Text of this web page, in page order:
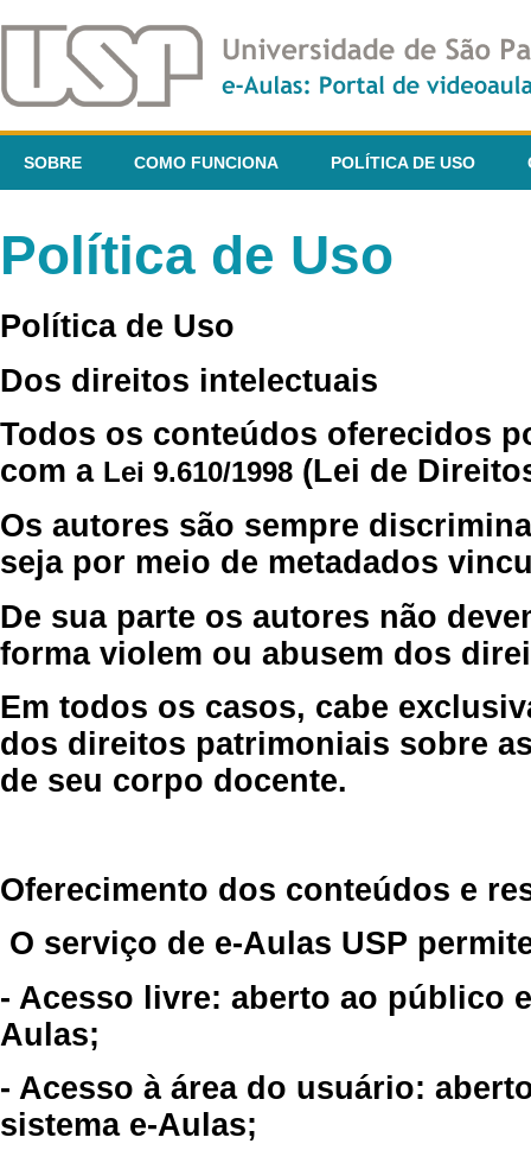
SOBRE COMO FUNCIONA POLÍTICA DE USO
Política de Uso
Política de Uso
Dos direitos intelectuais
Todos os conteúdos oferecidos
com a Lei 9.610/1998 (Lei de
Os autores são sempre
seja por meio de metadados
De sua parte os autores não
forma violem ou abusem dos
Em todos os casos, cabe
dos direitos patrimoniais sobre
de seu corpo docente.
Oferecimento dos conteúdos e
O serviço de e-Aulas USP
- Acesso livre: aberto ao público
Aulas;
- Acesso à área do usuário:
sistema e-Aulas;